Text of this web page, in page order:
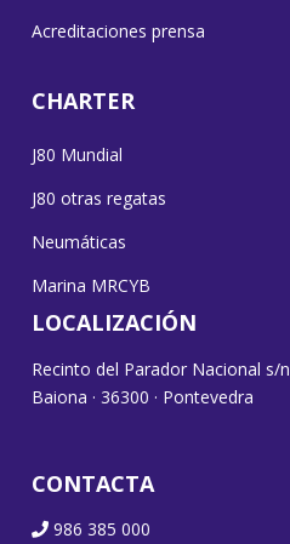
Acreditaciones prensa
CHARTER
J80 Mundial
J80 otras regatas
Neumáticas
Marina MRCYB
LOCALIZACIÓN
Recinto del Parador Nacional s/n
Baiona · 36300 · Pontevedra
CONTACTA
986 385 000